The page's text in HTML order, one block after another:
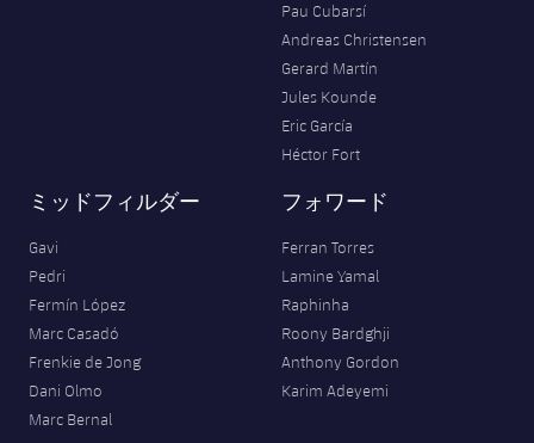
Pau Cubarsí
Andreas Christensen
Gerard Martín
Jules Kounde
Eric García
Héctor Fort
ミッドフィルダー
Gavi
Pedri
Fermín López
Marc Casadó
Frenkie de Jong
Dani Olmo
Marc Bernal
フォワード
Ferran Torres
Lamine Yamal
Raphinha
Roony Bardghji
Anthony Gordon
Karim Adeyemi